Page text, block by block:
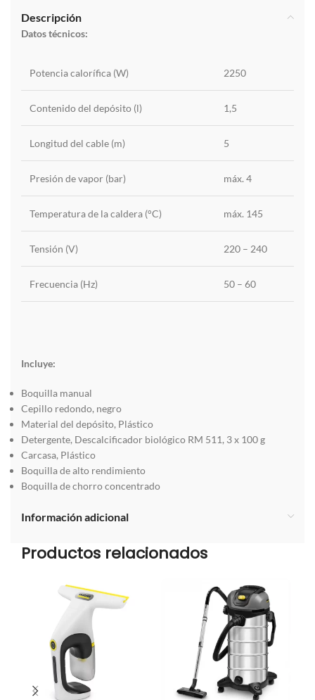
Descripción
Datos técnicos:
Potencia calorífica (W) 2250
Contenido del depósito (l) 1,5
Longitud del cable (m) 5
Presión de vapor (bar) máx. 4
Temperatura de la caldera (°C) máx. 145
Tensión (V) 220 – 240
Frecuencia (Hz) 50 – 60
Incluye:
Boquilla manual
Cepillo redondo, negro
Material del depósito, Plástico
Detergente, Descalcificador biológico RM 511, 3 x 100 g
Carcasa, Plástico
Boquilla de alto rendimiento
Boquilla de chorro concentrado
Información adicional
Productos relacionados